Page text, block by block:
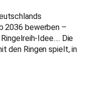
2036 bewerben –
Idee…. Die
den Ringen spielt, in